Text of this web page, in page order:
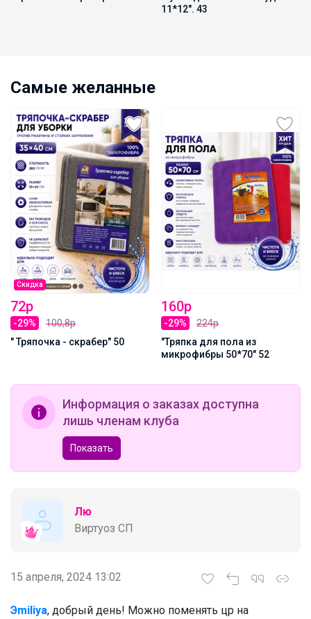
11*12". 43
Самые желанные
Скидка
72р
-29%
100,8р
" Тряпочка - скрабер" 50
160р
-29%
224р
"Тряпка для пола из
микрофибры 50*70" 52
Информация о заказах доступна
лишь членам клуба
Показать
Лю
Виртуоз СП
15 апреля, 2024 13:02
Эmiliya, добрый день! Можно поменять цр на